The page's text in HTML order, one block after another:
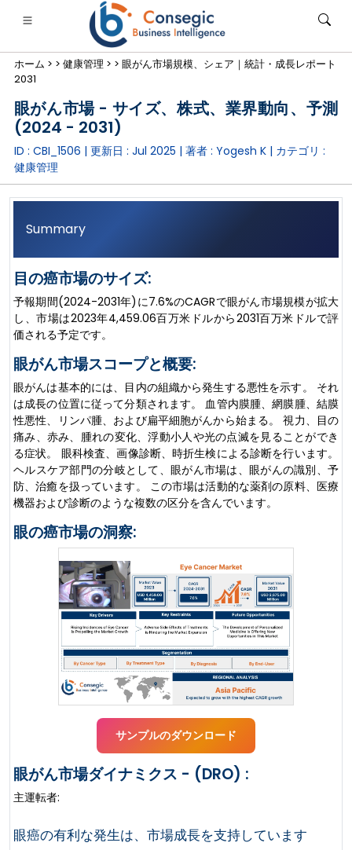
・金融・保険• 消費財 • エネルギーと電力• 食品・飲料
• ケーススタディ
ホーム > > 健康管理 > > 眼がん市場規模、シェア｜統計・成長レポート
2031
眼がん市場 - サイズ、株式、業界動向、予測
(2024 - 2031)
ID : CBI_1506 | 更新日 : Jul 2025 | 著者 : Yogesh K| カテゴリ :
健康管理
Summary
目の癌市場のサイズ:
予報期間(2024-2031年)に7.6%のCAGRで眼がん市場規模が拡大
し、市場は2023年4,459.06百万米ドルから2031百万米ドルで評
価される予定です。
眼がん市場スコープと概要:
眼がんは基本的には、目内の組織から発生する悪性を示す。 それ
は成長の位置に従って分類されます。 血管内膜腫、網膜腫、結膜
性悪性、リンパ腫、および扁平細胞がんから始まる。 視力、目の
痛み、赤み、腫れの変化、浮動小人や光の点滅を見ることができ
る症状。 眼科検査、画像診断、時折生検による診断を行います。
ヘルスケア部門の分岐として、眼がん市場は、眼がんの識別、予
防、治癒を扱っています。 この市場は活動的な薬剤の原料、医療
機器および診断のような複数の区分を含んでいます。
眼の癌市場の洞察:
サンプルのダウンロード
眼がん市場ダイナミクス - (DRO) :
主運転者:
眼癌の有利な発生は、市場成長を支持しています